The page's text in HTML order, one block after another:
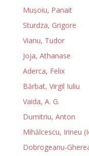
Muşoiu, Panait
Sturdza, Grigore
Vianu, Tudor
Joja, Athanase
Aderca, Felix
Bărbat, Virgil Iuliu
Vaida, A. G.
Dumitriu, Anton
Mihălcescu, Irineu
Dobrogeanu-